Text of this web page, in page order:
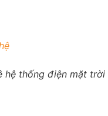
hệ thống điện mặt